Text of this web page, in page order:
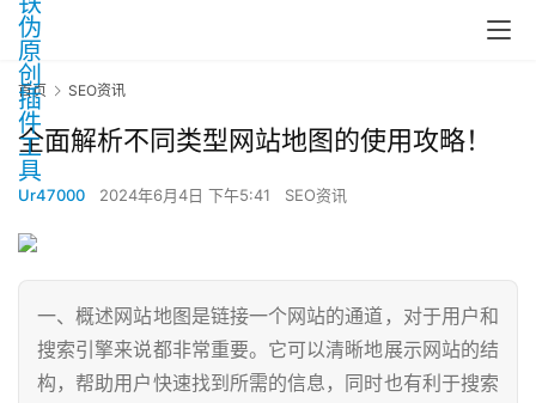
首页 SEO资讯
全面解析不同类型网站地图的使用攻略！
Ur47000 2024年6月4日 下午5:41 SEO资讯
一、概述网站地图是链接一个网站的通道，对于用户和
搜索引擎来说都非常重要。它可以清晰地展示网站的结
构，帮助用户快速找到所需的信息，同时也有利于搜索